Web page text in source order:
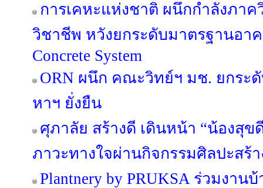
การเคหะแห่งชาติ ผนึกกำลังภาค
วิชาชีพ หวังยกระดับมาตรฐานอาค
Concrete System
ORN ผนึก คณะวิทย์ฯ มช. ยกระ
หาฯ ยั่งยืน
ศุภาลัย สร้างดี เดินหน้า “น้องสุข
ภาวะทางใจผ่านกิจกรรมศิลปะสร้
Plantnery by PRUKSA ร่วมงาน